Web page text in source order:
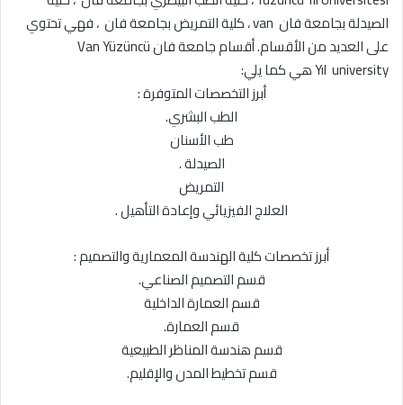
الصيدلة بجامعة فان van ، كلية التمريض بجامعة فان ، فهي تحتوي
على العديد من الأقسام. أقسام جامعة فان Van Yüzüncü
Yıl university
هي كما يلي:
أبرز التخصصات المتوفرة :
الطب البشري.
طب الأسنان
الصيدلة .
التمريض
العلاج الفيزيائي وإعادة التأهيل .
أبرز تخصصات كلية الهندسة المعمارية والتصميم :
قسم التصميم الصناعي.
قسم العمارة الداخلية
قسم العمارة.
قسم هندسة المناظر الطبيعية
قسم تخطيط المدن والإقليم.